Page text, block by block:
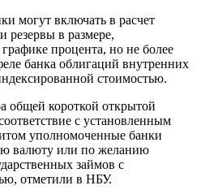
могут включать в расчет
резервы в размере,
процента, но не более
банка облигаций внутренних
стоимостью.
общей короткой открытой
с установленным
уполномоченные банки
валюту или по желанию
займов с
отметили в НБУ.